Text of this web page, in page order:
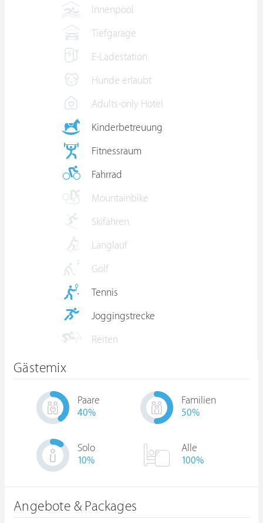
Innenpool
Tiefgarage
E-Ladestation
Hunde erlaubt
Adults-only Hotel
Kinderbetreuung
Fitnessraum
Fahrrad
Mountainbike
Skifahren
Langlauf
Golf
Tennis
Joggingstrecke
Reiten
Gästemix
Paare
40%
Familien
50%
Solo
10%
Alle
100%
Angebote & Packages